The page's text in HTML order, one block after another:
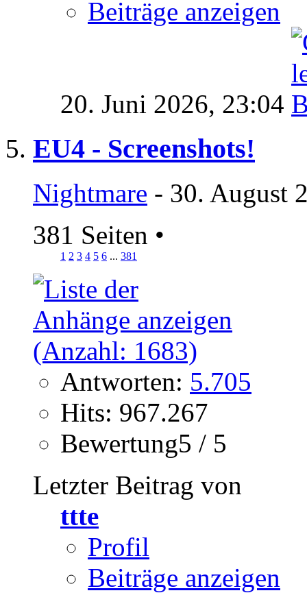
Beiträge anzeigen
20. Juni 2026, 23:04
EU4 - Screenshots!
Nightmare - 30. August
381 Seiten •
1 2 3 4 5 6 ... 381
Antworten: 5.705
Hits: 967.267
Bewertung5 / 5
Letzter Beitrag von
ttte
Profil
Beiträge anzeigen